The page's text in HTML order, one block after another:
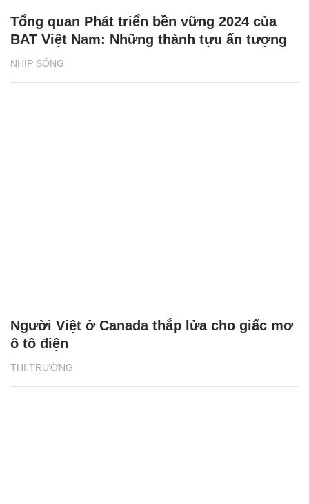
NHỊP SỐNG
Tổng quan Phát triển bền vững 2024 của
BAT Việt Nam: Những thành tựu ấn tượng
THỊ TRƯỜNG
Người Việt ở Canada thắp lửa cho giấc mơ
ô tô điện